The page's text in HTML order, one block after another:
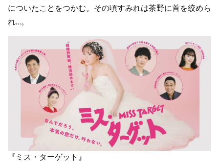
についたことをつかむ。その頃すみれは茶野に首を絞めら
れ…。
『ミス・ターゲット』